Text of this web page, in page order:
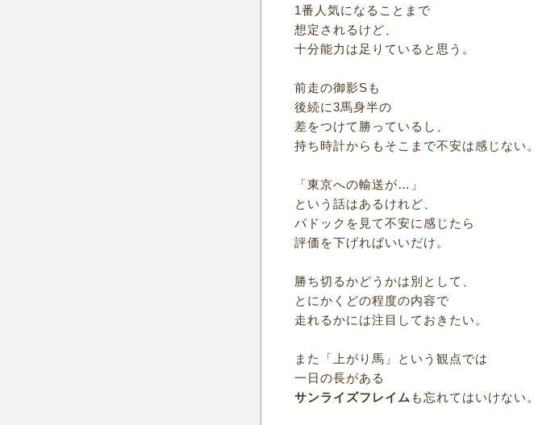
1番人気になることまで
想定されるけど、
十分能力は足りていると思う。
前走の御影Sも
後続に3馬身半の
差をつけて勝っているし、
持ち時計からもそこまで不安は感じない。
「東京への輸送が…」
という話はあるけれど、
パドックを見て不安に感じたら
評価を下げればいいだけ。
勝ち切るかどうかは別として、
とにかくどの程度の内容で
走れるかには注目しておきたい。
また「上がり馬」という観点では
一日の長がある
サンライズフレイムも忘れてはいけない。